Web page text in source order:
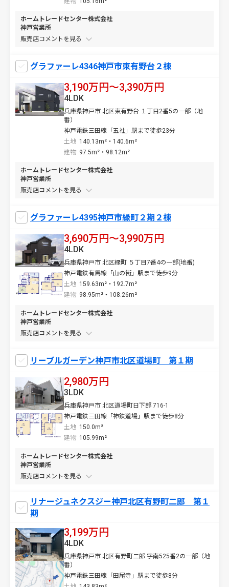
ホームトレードセンター株式会社
神戸営業所
販売店コメントを
グラファーレ4346神戸市東有野台２棟
3,190万円〜3,390万円
兵庫県神戸市 北区東有野台 １丁目2番5の一部（地
番）
神戸電鉄三田線「五社」駅まで徒歩23分
土地 140.13m²・140.6m²
4LDK
建物 97.5m²・98.12m²
ホームトレードセンター株式会社
神戸営業所
販売店コメントを
グラファーレ4395神戸市緑町２期２棟
3,690万円〜3,990万円
兵庫県神戸市 北区緑町 ５丁目7番4の一部(地番)
神戸電鉄有馬線「山の街」駅まで徒歩9分
土地 159.63m²・192.7m²
4LDK
建物 98.95m²・108.26m²
ホームトレードセンター株式会社
神戸営業所
販売店コメントを
リーブルガーデン神戸市北区道場町 第１期
2,980万円
兵庫県神戸市 北区道場町日下部 716-1
神戸電鉄三田線「神鉄道場」駅まで徒歩8分
土地 150.0m²
3LDK
建物 105.99m²
ホームトレードセンター株式会社
神戸営業所
販売店コメントを
リナージュネクスジー神戸北区有野町二郎 第１
期
3,199万円
兵庫県神戸市 北区有野町二郎 字南525番2の一部（地
番）
神戸電鉄三田線「田尾寺」駅まで徒歩8分
4LDK